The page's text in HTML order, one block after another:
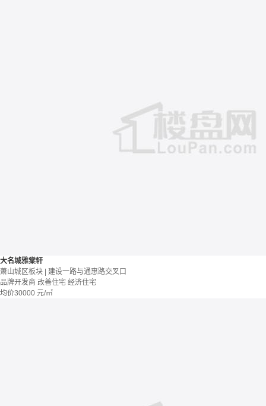
大名城雅棠轩
萧山城区板块 | 建设一路与通惠路交叉口
品牌开发商 改善住宅 经济住宅
均价30000 元/㎡